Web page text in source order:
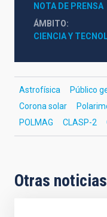
NOTA DE PRENSA
ÁMBITO
CIENCIA Y
Astrofísica Público
Corona solar
POLMAG
CLASP-2
Otras